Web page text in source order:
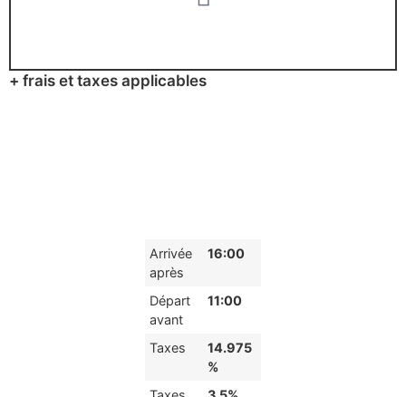
+ frais et taxes applicables
Arrivée
après
16:00
Départ
avant
11:00
Taxes
14.975
%